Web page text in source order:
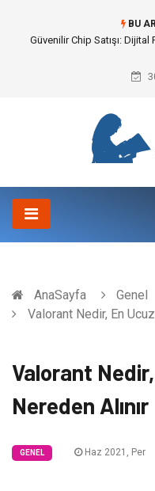
BU
Bahçe Çiti Kültürü ve
AnaSayfa
Genel
Valorant Nedir, En
Valorant
Nereden Alınır
GENEL Haz 2021, Per